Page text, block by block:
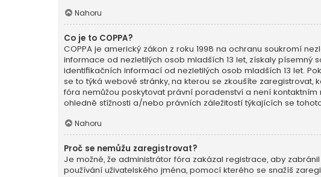
Nahoru
Co je to COPPA?
COPPA je americký zákon z roku 1998 na ochranu soukromí
informace od nezletilých osob mladších 13 let, získaly
identifikačních informací od nezletilých osob mladších 13 let.
se to týká webové stránky, na kterou se zkoušíte
fóra nemůžou poskytovat právní poradenství a není
ohledně stížnosti a/nebo právních záležitostí týkajících se
Nahoru
Proč se nemůžu zaregistrovat?
Je možné, že administrátor fóra zakázal registrace, aby
používání uživatelského jména, pomocí kterého se snažíš